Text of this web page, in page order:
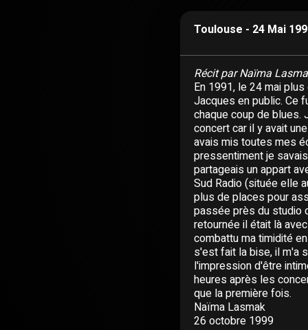
Toulouse - 24 Mai
Récit par Naïma
En 1991, le 24 mai
Jacques en public. Ce
chaque coup de blues.
concert car il y avait
avais mis toutes mes
pressentiment je
partageais un appart
Sud Radio (située elle
plus de places pour
passée près du studio
retournée il était là
combattu ma timidité
s'est fait la bise, il m'a
l'impression d'être
heures après les
que la première fois.
Naïma Lasmak
26 octobre 1999